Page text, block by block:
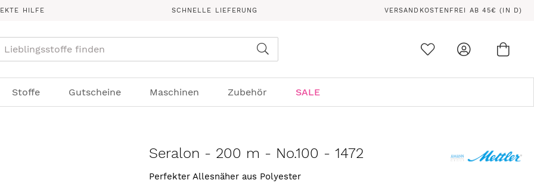
HILFE SCHNELLE LIEFERUNG VERSANDKOSTENFREI AB 45€ (IN D)
Stoffe Gutscheine Maschinen Zubehör SALE
Seralon - 200 m - No.100 - 1472
Perfekter Allesnäher aus Polyester